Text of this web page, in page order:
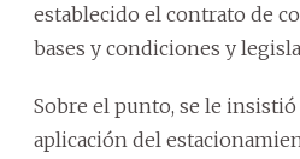
establecido el contrato de
bases y condiciones y
Sobre el punto, se le insistió
aplicación del